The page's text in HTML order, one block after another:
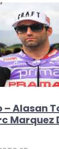
– Alasan
Marquez